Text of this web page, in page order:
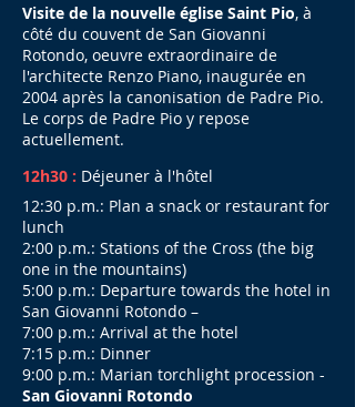
Visite de la nouvelle église Saint Pio, à
côté du couvent de San Giovanni
Rotondo, oeuvre extraordinaire de
l'architecte Renzo Piano, inaugurée en
2004 après la canonisation de Padre Pio.
Le corps de Padre Pio y repose
actuellement.
​12h30 : Déjeuner à l'hôtel
12:30 p.m.: Plan a snack or restaurant for
lunch
2:00 p.m.: Stations of the Cross (the big
one in the mountains)
5:00 p.m.: Departure towards the hotel in
San Giovanni Rotondo –
7:00 p.m.: Arrival at the hotel
7:15 p.m.: Dinner
9:00 p.m.: Marian torchlight procession -
San Giovanni Rotondo